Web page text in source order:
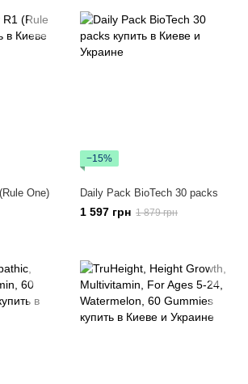
One)
−15%
Daily Pack BioTech 30 packs
1 597 грн 1 879 грн